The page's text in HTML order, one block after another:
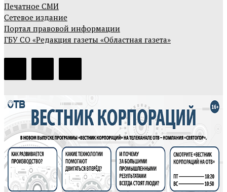
Печатное СМИ
Сетевое издание
Портал правовой информации
ГБУ СО «Редакция газеты «Областная газета»